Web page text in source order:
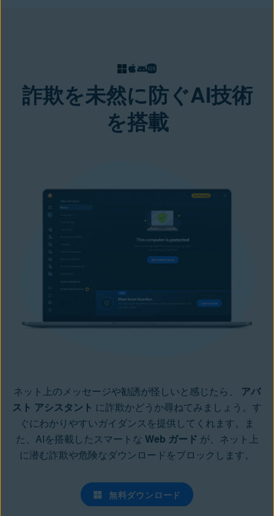
詐欺を未然に防ぐAI技術
を搭載
ネット上のメッセージや勧誘が怪しいと感じたら、 アバ
スト アシスタント に詐欺かどうか尋ねてみましょう。す
ぐにわかりやすいガイダンスを提供してくれます。ま
た、AIを搭載したスマートな Web ガード が、ネット上
に潜む詐欺や危険なダウンロードをブロックします。
無料ダウンロード